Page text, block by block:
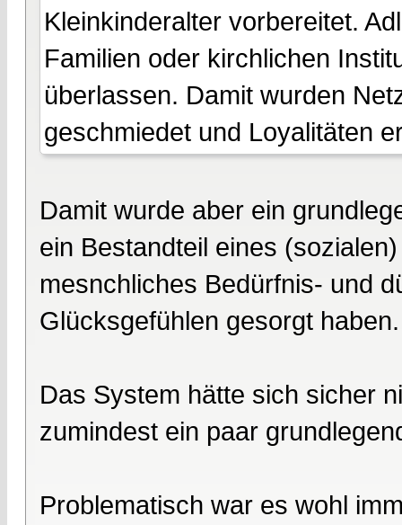
Kleinkinderalter vorbereitet.
Familien oder kirchlichen
überlassen. Damit wurden
geschmiedet und Loyalitäten
Damit wurde aber ein
ein Bestandteil eines
mesnchliches Bedürfnis- und
Glücksgefühlen gesorgt haben.
Das System hätte sich sicher
zumindest ein paar
Problematisch war es wohl